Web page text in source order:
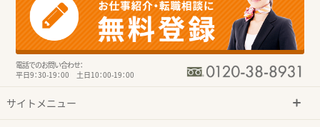
電話でのお問い合わせ：
平日9：30-19：00 土日10：00-19：00
サイトメニュー